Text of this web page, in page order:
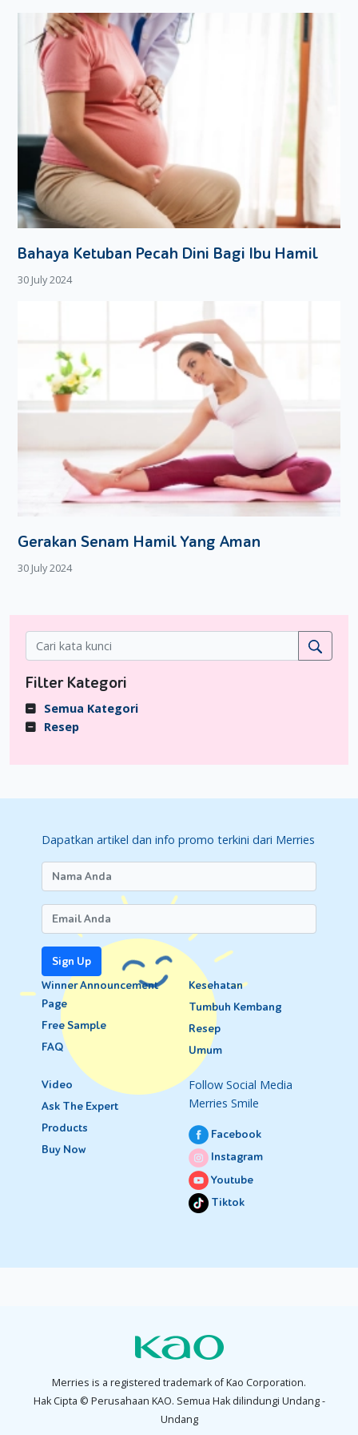
Bahaya Ketuban Pecah Dini Bagi Ibu Hamil
30 July 2024
Gerakan Senam Hamil Yang Aman
30 July 2024
Filter Kategori
Semua Kategori
Resep
Dapatkan artikel dan info promo terkini dari Merries
Sign Up
Winner Announcement
Page
Free Sample
FAQ
Kesehatan
Tumbuh Kembang
Resep
Umum
Video
Ask The Expert
Products
Buy Now
Follow Social Media
Merries Smile
Facebook
Instagram
Youtube
Tiktok
Merries is a registered trademark of Kao Corporation.
Hak Cipta © Perusahaan KAO. Semua Hak dilindungi Undang -
Undang